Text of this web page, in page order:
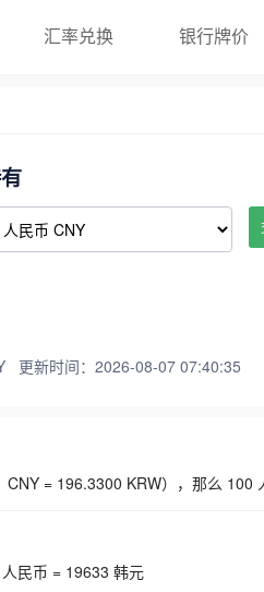
汇率兑换 银行牌价
更新时间：2026-08-07 07:40:35
= 196.3300 KRW），那么 100
民币 = 19633 韩元